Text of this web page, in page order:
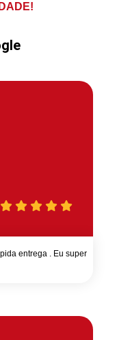
entrega . Eu super